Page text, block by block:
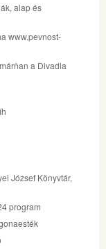
alap és
www.pevnost-
a Divadla
József Könyvtár,
program